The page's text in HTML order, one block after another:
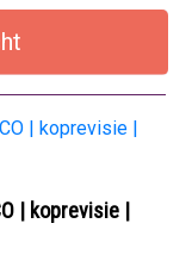
| koprevisie |